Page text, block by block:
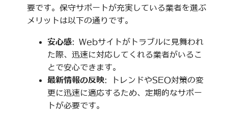
要です。保守サポートが充実している業者を選ぶ
メリットは以下の通りです。
安心感: Webサイトがトラブルに見舞われ
た際、迅速に対応してくれる業者がいるこ
とで安心できます。
最新情報の反映: トレンドやSEO対策の変
更に迅速に適応するため、定期的なサポー
トが必要です。